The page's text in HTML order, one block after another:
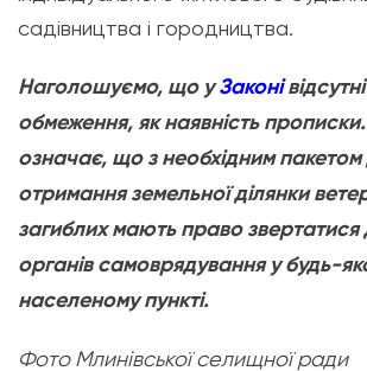
садівництва і городництва.
Наголошуємо, що уЗаконі
обмеження, як наявність
означає, що з необхідним пакетом
отримання земельної ділянки
загиблих мають право звертатися
органів самоврядування у будь-
населеному пункті.
Фото Млинівської селищної ради